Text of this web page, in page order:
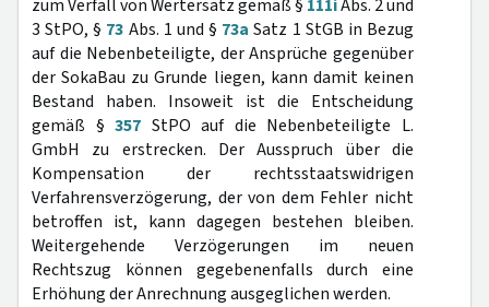
zum Verfall von Wertersatz gemäß § 111iAbs. 2 und
3 StPO, § 73 Abs. 1 und § 73a Satz 1 StGB in Bezug
auf die Nebenbeteiligte, der Ansprüche gegenüber
der SokaBau zu Grunde liegen, kann damit keinen
Bestand haben. Insoweit ist die Entscheidung
gemäß §357 StPO auf die Nebenbeteiligte L.
GmbH zu erstrecken. Der Ausspruch über die
Kompensation der rechtsstaatswidrigen
Verfahrensverzögerung, der von dem Fehler nicht
betroffen ist, kann dagegen bestehen bleiben.
Weitergehende Verzögerungen im neuen
Rechtszug können gegebenenfalls durch eine
Erhöhung der Anrechnung ausgeglichen werden.